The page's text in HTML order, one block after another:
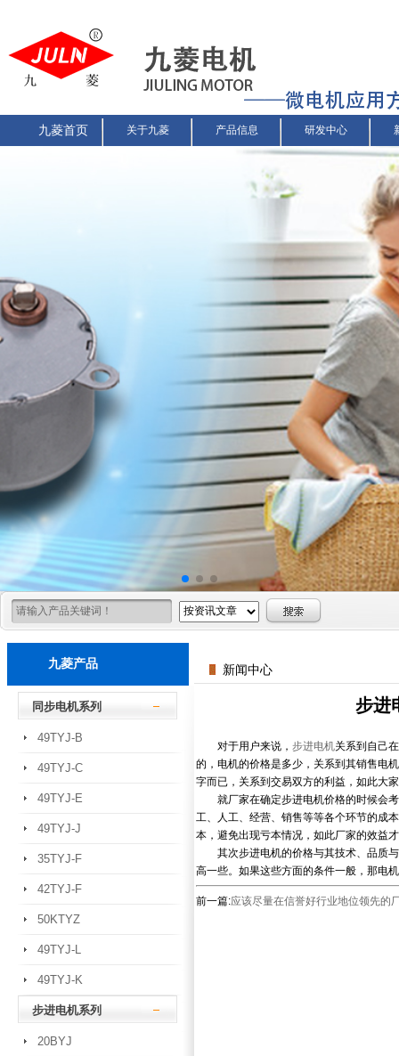
九菱首页 关于九菱 产品信息 研发中心
九菱产品
同步电机系列
49TYJ-B
49TYJ-C
49TYJ-E
49TYJ-J
35TYJ-F
42TYJ-F
50KTYZ
49TYJ-L
49TYJ-K
步进电机系列
20BYJ
新闻中心
步进
对于用户来说， 步进电机关系到自己
的，电机的价格是多少，关系到其销售电
字而已，关系到交易双方的利益，如此大
就厂家在确定步进电机价格的时候会考
工、人工、经营、销售等等各个环节的成
本，避免出现亏本情况，如此厂家的效益
其次步进电机的价格与其技术、品质与
高一些。如果这些方面的条件一般，那电
前一篇:应该尽量在信誉好行业地位领先的